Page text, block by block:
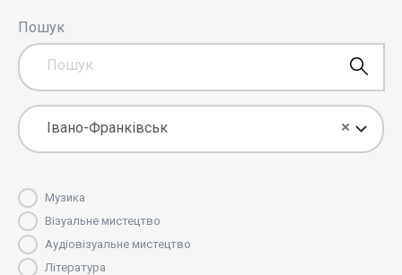
Пошук
×
Івано-Франківськ
Музика
Візуальне мистецтво
Аудіовізуальне мистецтво
Література